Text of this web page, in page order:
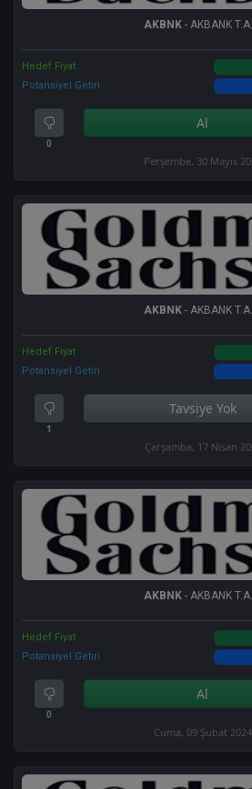
AKBNK - AKBANK
Hedef Fiyat
Potansiyel Getiri
0
Al
Perşembe, 30 Mayıs
AKBNK - AKBANK
Hedef Fiyat
Potansiyel Getiri
1
Tavsiye Yok
Çarşamba, 17 Nisan
AKBNK - AKBANK
Hedef Fiyat
Potansiyel Getiri
0
Al
Cuma, 09 Şubat 2024